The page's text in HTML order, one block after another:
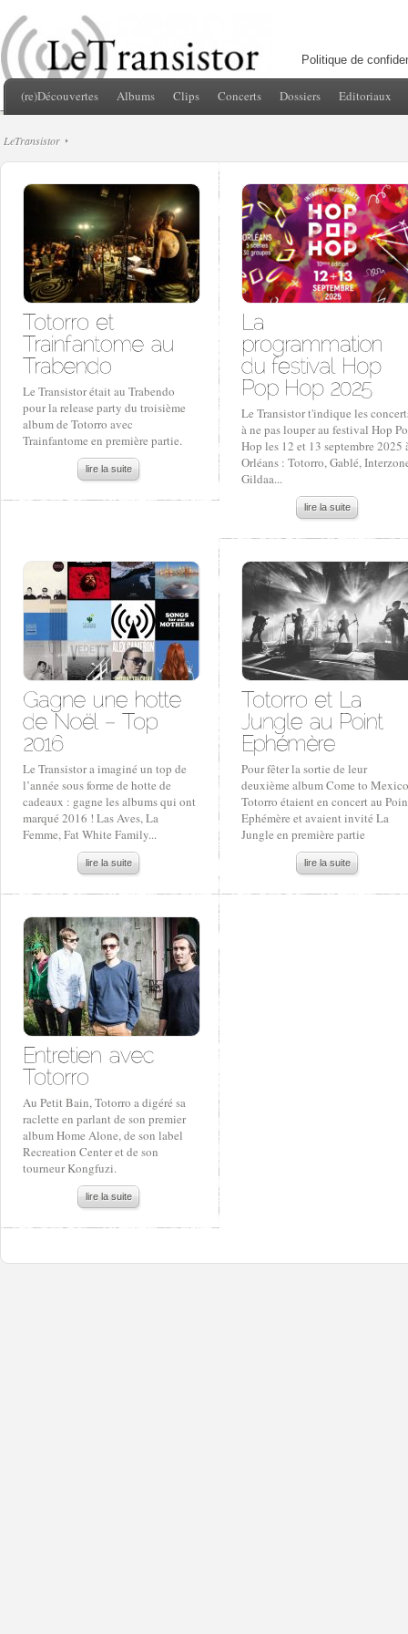
Politique de
(re)Découvertes Albums Clips Concerts Dossiers Editoriaux
LeTransistor
Le Transistor était au Trabendo
pour la release party du troisième
album de Totorro avec
Trainfantome en première partie.
lire la suite
Le Transistor t'indique les
à ne pas louper au festival Hop
Hop les 12 et 13 septembre 2025
Orléans : Totorro, Gablé,
Gildaa...
lire la suite
Le Transistor a imaginé un top de
l’année sous forme de hotte de
cadeaux : gagne les albums qui ont
marqué 2016 ! Las Aves, La
Femme, Fat White Family...
lire la suite
Pour fêter la sortie de leur
deuxième album Come to
Totorro étaient en concert au
Ephémère et avaient invité La
Jungle en première partie
lire la suite
Au Petit Bain, Totorro a digéré sa
raclette en parlant de son premier
album Home Alone, de son label
Recreation Center et de son
tourneur Kongfuzi.
lire la suite